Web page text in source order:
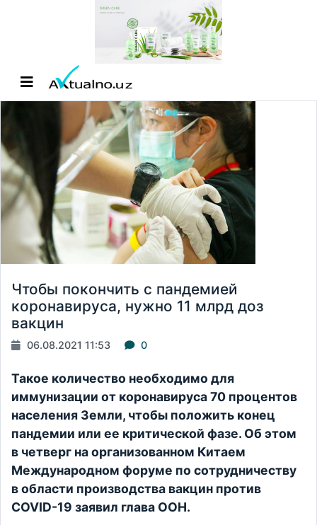
Чтобы покончить с пандемией
коронавируса, нужно 11 млрд доз
вакцин
06.08.2021 11:53 0
Такое количество необходимо для
иммунизации от коронавируса 70 процентов
населения Земли, чтобы положить конец
пандемии или ее критической фазе. Об этом
в четверг на организованном Китаем
Международном форуме по сотрудничеству
в области производства вакцин против
COVID-19 заявил глава ООН.